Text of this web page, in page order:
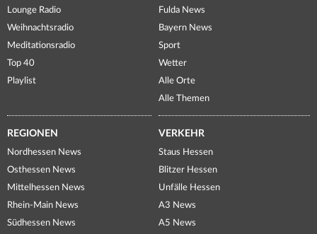
Lounge Radio
Weihnachtsradio
Meditationsradio
Top 40
Playlist
Fulda News
Bayern News
Sport
Wetter
Alle Orte
Alle Themen
REGIONEN
Nordhessen News
Osthessen News
Mittelhessen News
Rhein-Main News
Südhessen News
VERKEHR
Staus Hessen
Blitzer Hessen
Unfälle Hessen
A3 News
A5 News